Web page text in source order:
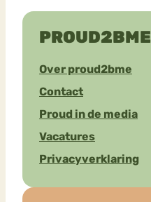
PROUD2BME
Over proud2bme
Contact
Proud in de media
Vacatures
Privacyverklaring